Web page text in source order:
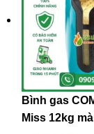
Bình gas
Miss 12kg